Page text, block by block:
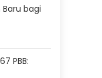
bagi
PBB: